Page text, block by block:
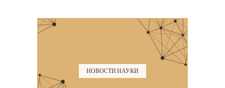
НОВОСТИ НАУКИ